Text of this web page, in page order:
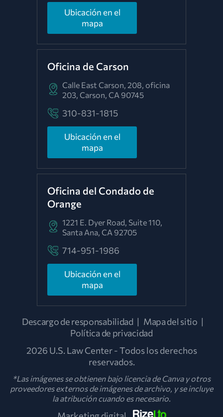
Ubicación en el
mapa
Oficina de Carson
Calle East Carson, 208, oficina
203, Carson, CA 90745
310-831-1815
Ubicación en el
mapa
Oficina del Condado de
Orange
1221 E. Dyer Road, Suite 110,
Santa Ana, CA 92705
714-951-1986
Ubicación en el
mapa
Descargo de responsabilidad | Mapa del sitio |
Política de privacidad
2026 U.S. Law Center - Todos los derechos
reservados.
*Las imágenes se obtienen bajo licencia de Canva y otros
proveedores externos de imágenes de archivo, y se incluye
la atribución cuando es necesario.